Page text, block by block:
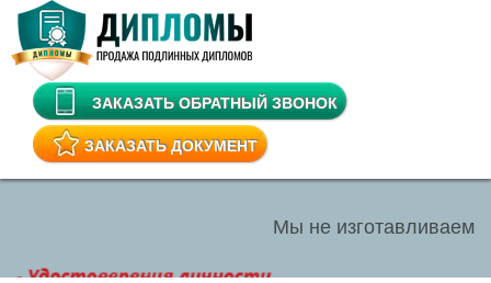
ЗАКАЗАТЬ ОБРАТНЫЙ ЗВОНОК
ЗАКАЗАТЬ ДОКУМЕНТ
Мы не изготавливаем